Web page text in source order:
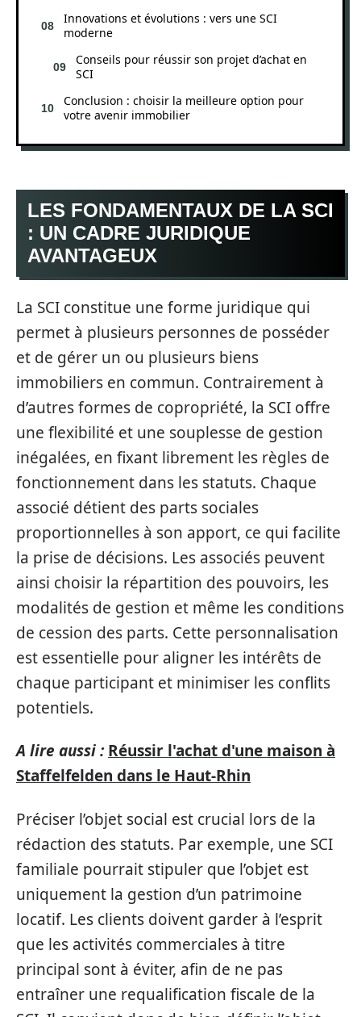
Innovations et évolutions : vers une SCI
moderne
Conseils pour réussir son projet d’achat en
SCI
Conclusion : choisir la meilleure option pour
votre avenir immobilier
LES FONDAMENTAUX DE LA SCI
: UN CADRE JURIDIQUE
AVANTAGEUX
La SCI constitue une forme juridique qui
permet à plusieurs personnes de posséder
et de gérer un ou plusieurs biens
immobiliers en commun. Contrairement à
d’autres formes de copropriété, la SCI offre
une flexibilité et une souplesse de gestion
inégalées, en fixant librement les règles de
fonctionnement dans les statuts. Chaque
associé détient des parts sociales
proportionnelles à son apport, ce qui facilite
la prise de décisions. Les associés peuvent
ainsi choisir la répartition des pouvoirs, les
modalités de gestion et même les conditions
de cession des parts. Cette personnalisation
est essentielle pour aligner les intérêts de
chaque participant et minimiser les conflits
potentiels.
A lire aussi : Réussir l'achat d'une maison à
Staffelfelden dans le Haut-Rhin
Préciser l’objet social est crucial lors de la
rédaction des statuts. Par exemple, une SCI
familiale pourrait stipuler que l’objet est
uniquement la gestion d’un patrimoine
locatif. Les clients doivent garder à l’esprit
que les activités commerciales à titre
principal sont à éviter, afin de ne pas
entraîner une requalification fiscale de la